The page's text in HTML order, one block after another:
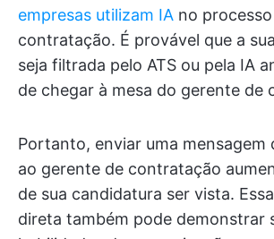
empresas utilizam IA no
contratação. É provável que a
seja filtrada pelo ATS ou pela IA
de chegar à mesa do gerente de
Portanto, enviar uma mensagem
ao gerente de contratação
de sua candidatura ser vista.
direta também pode demonstrar